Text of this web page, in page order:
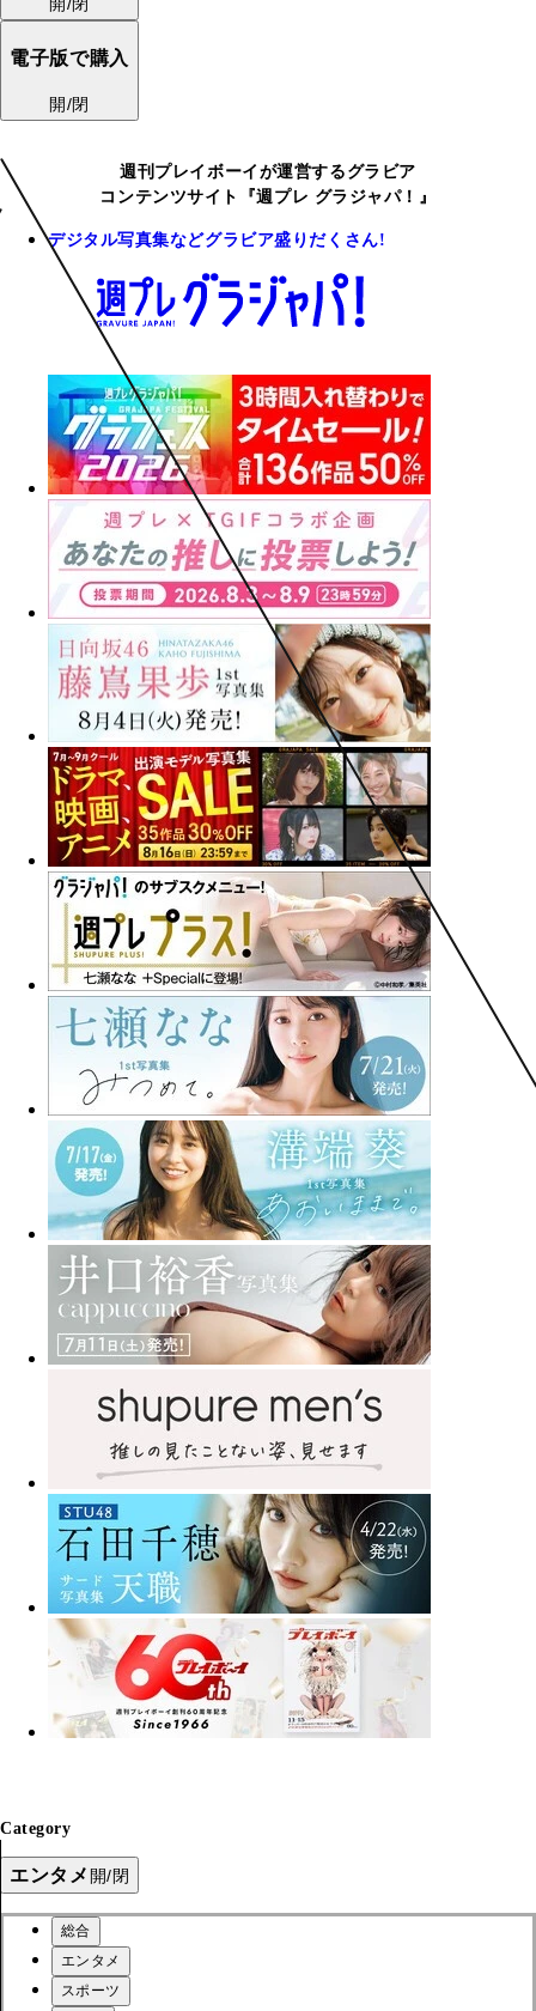
電子版で購入
開/閉
週刊プレイボーイが運営するグラビア
コンテンツサイト『週プレ グラジャパ！』
デジタル写真集などグラビア盛りだくさん!
Category
エンタメ 開/閉
総合
エンタメ
スポーツ